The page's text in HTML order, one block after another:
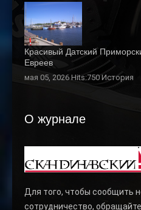
Красивый Датский
Евреев
мая 05, 2026 Hits:750 История
О журнале
Для того, чтобы сообщить
сотрудничество,